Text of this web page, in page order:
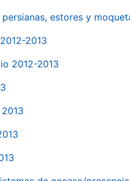
estores y
2013
2012-2013